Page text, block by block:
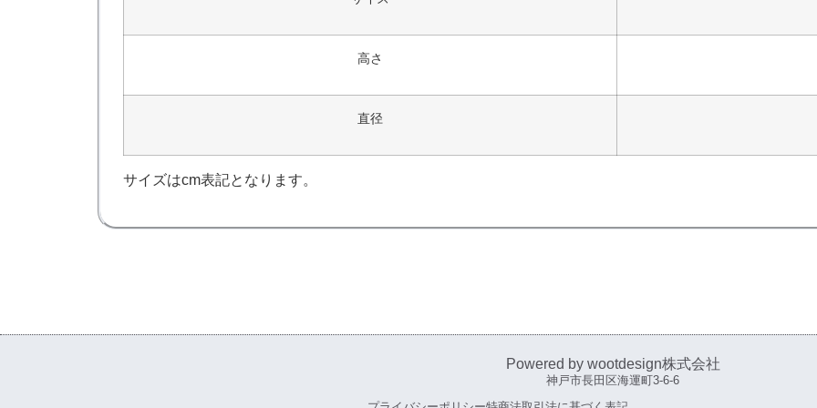
高さ
直径
サイズはcm表記となります。
Powered by wootdesign株式会社
神戸市長田区海運町3-6-6